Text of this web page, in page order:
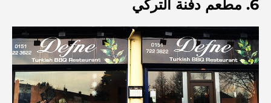
المستوى في دبي
صالات رياضية في مركز دبي المالي العالمي: حيث يلتقي اللياقة
البدنية بأسلوب حياة الأعمال
أندر سيارة في العالم: أساطير السيارات التي لا تُقدر بثمن
6. مطعم دفنة التركي